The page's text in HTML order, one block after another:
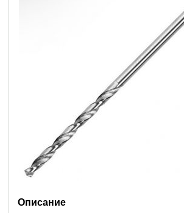
Описание